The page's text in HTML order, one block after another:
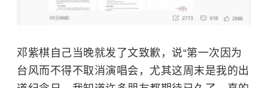
邓紫棋 自己当晚就发了文致歉，说“第一次因为
台风而不得不取消演唱会，尤其这周末是我的出